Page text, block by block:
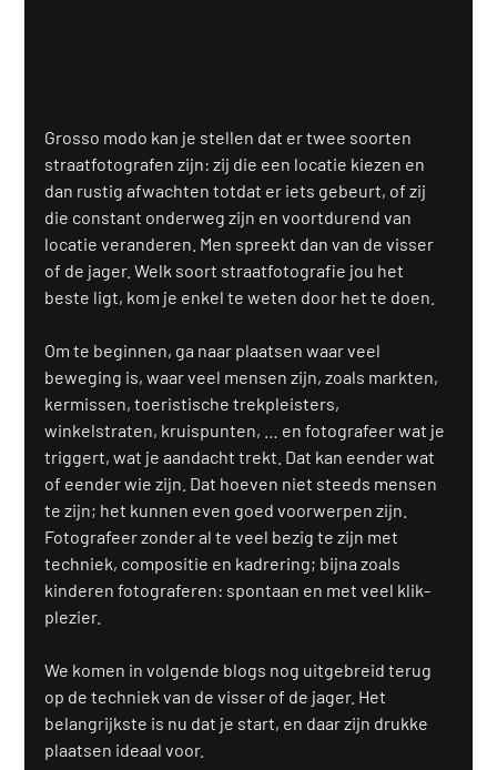
Grosso modo kan je stellen dat er twee soorten
straatfotografen zijn: zij die een locatie kiezen en
dan rustig afwachten totdat er iets gebeurt, of zij
die constant onderweg zijn en voortdurend van
locatie veranderen. Men spreekt dan van de visser
of de jager. Welk soort straatfotografie jou het
beste ligt, kom je enkel te weten door het te doen.
Om te beginnen, ga naar plaatsen waar veel
beweging is, waar veel mensen zijn, zoals markten,
kermissen, toeristische trekpleisters,
winkelstraten, kruispunten, … en fotografeer wat je
triggert, wat je aandacht trekt. Dat kan eender wat
of eender wie zijn. Dat hoeven niet steeds mensen
te zijn; het kunnen even goed voorwerpen zijn.
Fotografeer zonder al te veel bezig te zijn met
techniek, compositie en kadrering; bijna zoals
kinderen fotograferen: spontaan en met veel klik-
plezier.
We komen in volgende blogs nog uitgebreid terug
op de techniek van de visser of de jager. Het
belangrijkste is nu dat je start, en daar zijn drukke
plaatsen ideaal voor.